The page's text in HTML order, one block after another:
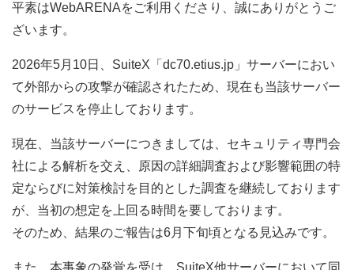
平素はWebARENAをご利用くださり、誠にありがとうご
ざいます。
2026年5月10日、SuiteX「dc70.etius.jp」サーバーにおい
て外部からの攻撃が確認されたため、現在も当該サーバー
のサービスを停止しております。
現在、当該サーバーにつきましては、セキュリティ専門会
社による解析を交え、原因の詳細調査および影響範囲の特
定ならびに対策検討を目的とした調査を継続しております
が、当初の想定を上回る時間を要しております。
そのため、結果のご報告は6月下旬頃となる見込みです。
また、本事象の発覚を受け、SuiteX他サーバーにおいて同